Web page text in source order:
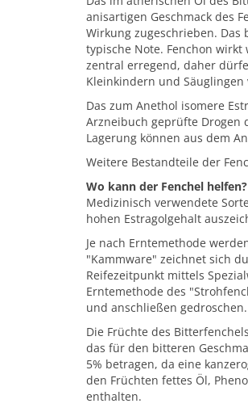
anisartigen Geschmack des
Wirkung zugeschrieben.
typische Note. Fenchon
zentral erregend, daher
Kleinkindern und
Das zum Anethol isomere
Arzneibuch geprüfte Drogen
Lagerung können aus dem
Weitere Bestandteile der
Wo kann der Fenchel helfen?
Medizinisch verwendete
hohen Estragolgehalt
Je nach Erntemethode
"Kammware" zeichnet sich
Reifezeitpunkt mittels
Erntemethode des
und anschließen gedroschen.
Die Früchte des
das für den bitteren
5% betragen, da eine
den Früchten fettes Öl,
enthalten.